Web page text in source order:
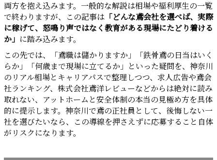
両方を抱え込みます。一般的な解説は相場や福利厚生の一覧
で終わりますが、この記事は 「どんな鳶会社を選べば、実際
に稼げて、怒鳴り声ではなく教育がある現場にたどり着ける
か」
に踏み込みます。
この先では、「鳶職は儲かりますか」「鉄骨鳶の日当はいく
らか」「何歳まで現場に立てるか」といった疑問を、神奈川
のリアル相場とキャリアパスで整理しつつ、求人広告や鳶会
社ランキング、株式会社鳶洋レビューなどからは絶対に読み
取れない、アットホームと安全体制の本当の見極め方を具体
的に提示します。神奈川で鳶の正社員として、後悔しない一
社を選びたいなら、この導線を押さえずに応募すること自体
がリスクになります。